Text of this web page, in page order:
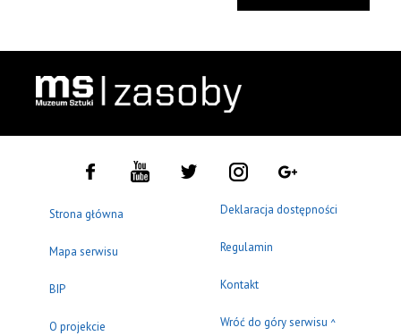
Strona główna
Mapa serwisu
BIP
O projekcie
Deklaracja dostępności
Regulamin
Kontakt
Wróć do góry serwisu ^